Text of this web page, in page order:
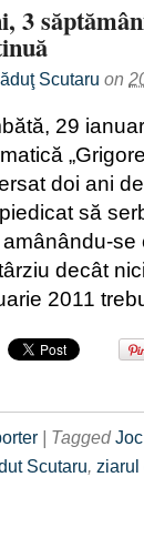
3
Scutaru on
29
doi ani
să
se
decât
2011
| Tagged
Scutaru, ziarul